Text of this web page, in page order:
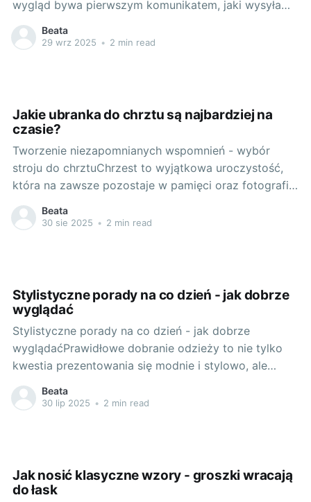
wygląd bywa pierwszym komunikatem, jaki wysyłamy
do nowo poznanej osoby, warto zwrócić uwagę na
detale. To one często decydują o tym, czy
Beata
29 wrz 2025 • 2 min read
Jakie ubranka do chrztu są najbardziej na
czasie?
Tworzenie niezapomnianych wspomnień - wybór
stroju do chrztuChrzest to wyjątkowa uroczystość,
która na zawsze pozostaje w pamięci oraz fotografii
rodzinnej. To moment, kiedy nasza pociecha oficjalnie
staje się częścią wspólnoty kościelnej. Wybór
Beata
30 sie 2025 • 2 min read
Stylistyczne porady na co dzień - jak dobrze
wyglądać
Stylistyczne porady na co dzień - jak dobrze
wyglądaćPrawidłowe dobranie odzieży to nie tylko
kwestia prezentowania się modnie i stylowo, ale
również właściwej percepcji siebie oraz podniesienia
samooceny. Gdy dobrze wyglądamy, czujemy się
Beata
30 lip 2025 • 2 min read
Jak nosić klasyczne wzory - groszki wracają
do łask